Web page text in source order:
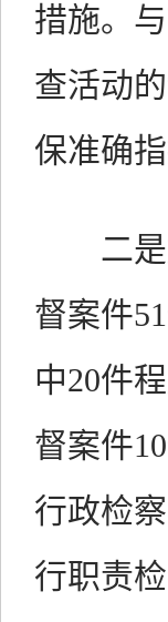
措施。
查活动
保准确指
二是加
督案件
中20件
督案件
行政检
行职责